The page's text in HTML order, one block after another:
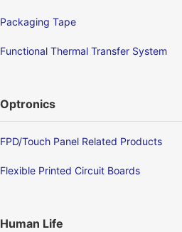
Packaging Tape
Functional Thermal Transfer System
Optronics
FPD/Touch Panel Related Products
Flexible Printed Circuit Boards
Human Life